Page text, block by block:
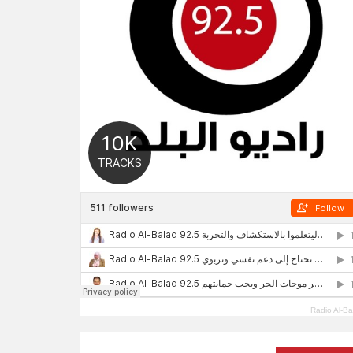
Radio Al-